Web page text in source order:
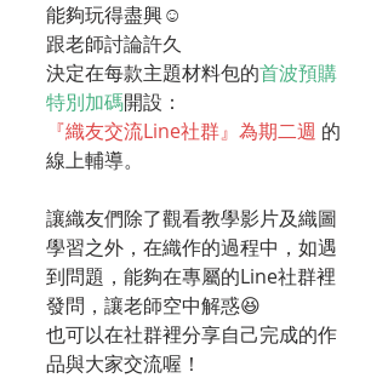
能夠玩得盡興☺️
跟老師討論許久
決定在每款主題材料包的首波預購
特別加碼開設：
『織友交流Line社群』為期二週 的
線上輔導。
讓織友們除了觀看教學影片及織圖
學習之外，在織作的過程中，如遇
到問題，能夠在專屬的Line社群裡
發問，讓老師空中解惑😆
也可以在社群裡分享自己完成的作
品與大家交流喔！